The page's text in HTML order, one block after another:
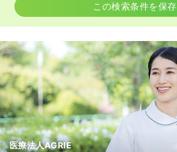
この検索条件を保存
医療法人AGRIE